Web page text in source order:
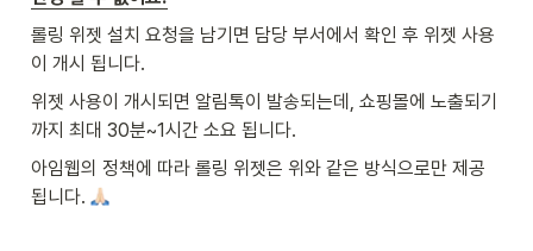
롤링 위젯 설치 요청을 남기면 담당 부서에서 확인 후 위젯 사용
이 개시 됩니다.
위젯 사용이 개시되면 알림톡이 발송되는데, 쇼핑몰에 노출되기
까지 최대 30분~1시간 소요 됩니다.
아임웹의 정책에 따라 롤링 위젯은 위와 같은 방식으로만 제공
됩니다.